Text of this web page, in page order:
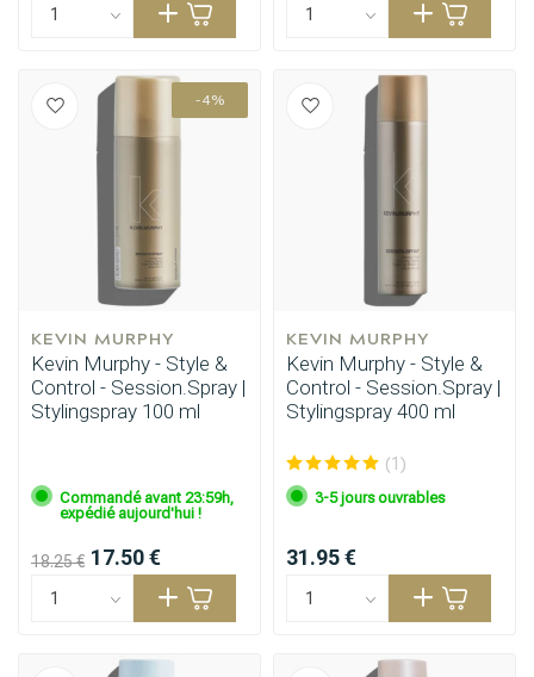
-4%
KEVIN MURPHY
Kevin Murphy - Style &
Control - Session.Spray |
Stylingspray 100 ml
Commandé avant 23:59h,
expédié aujourd'hui !
18.25 € 17.50 €
KEVIN MURPHY
Kevin Murphy - Style &
Control - Session.Spray |
Stylingspray 400 ml
(1)
3-5 jours ouvrables
31.95 €